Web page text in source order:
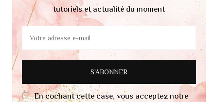
tutoriels et actualité du moment
En cochant cette case, vous acceptez notre